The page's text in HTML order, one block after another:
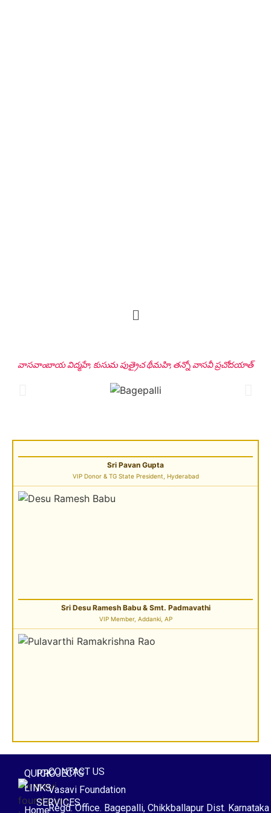
వాసవాంబాయ విద్మహే, కుసుమ పుత్రైచ థీమహి, తన్నో వాసవీ ప్రచోదయాత్
QUICK
LINKS
Home
PROJECTS
/
SERVICES
CONTACT US
Vasavi Foundation
Regd. Office. Bagepalli, Chikkballapur Dist. Karnataka